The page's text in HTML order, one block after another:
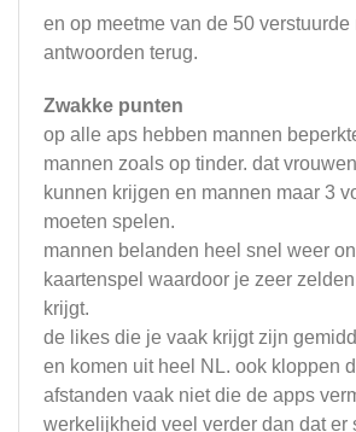
en op meetme van de 50 verstuurde
antwoorden terug.
Zwakke punten
op alle aps hebben mannen
mannen zoals op tinder. dat
kunnen krijgen en mannen maar 3
moeten spelen.
mannen belanden heel snel weer
kaartenspel waardoor je zeer
krijgt.
de likes die je vaak krijgt zijn
en komen uit heel NL. ook kloppen
afstanden vaak niet die de apps
werkelijkheid veel verder dan dat er